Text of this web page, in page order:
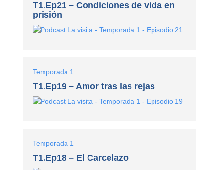
T1.Ep21 – Condiciones de vida en
prisión
Temporada 1
T1.Ep19 – Amor tras las rejas
Temporada 1
T1.Ep18 – El Carcelazo